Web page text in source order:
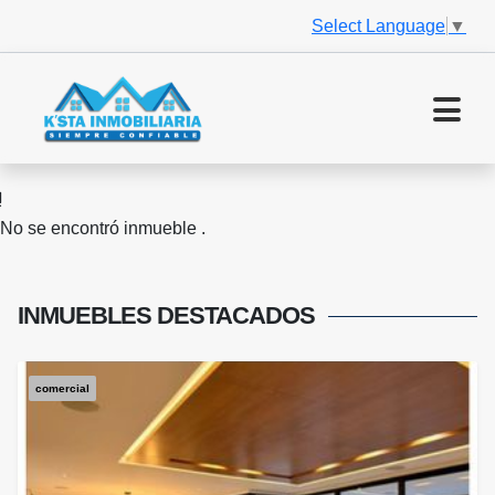
Select Language ▼
No se encontró inmueble .
INMUEBLES DESTACADOS
comercial